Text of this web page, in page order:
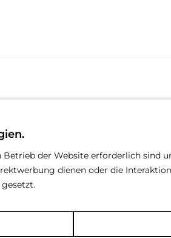
der Website erforderlich sind
dienen oder die